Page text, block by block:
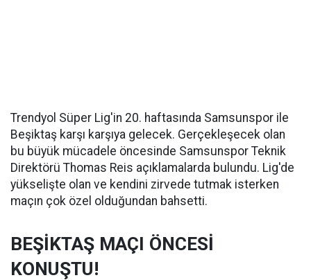
Trendyol Süper Lig'in 20. haftasında Samsunspor ile
Beşiktaş karşı karşıya gelecek. Gerçekleşecek olan
bu büyük mücadele öncesinde Samsunspor Teknik
Direktörü Thomas Reis açıklamalarda bulundu. Lig'de
yükselişte olan ve kendini zirvede tutmak isterken
maçın çok özel olduğundan bahsetti.
BEŞİKTAŞ MAÇI ÖNCESİ
KONUŞTU!